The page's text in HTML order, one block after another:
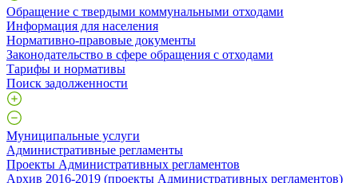
Обращение с твердыми коммунальными отходами
Информация для населения
Нормативно-правовые документы
Законодательство в сфере обращения с отходами
Тарифы и нормативы
Поиск задолженности
Муниципальные услуги
Административные регламенты
Проекты Административных регламентов
Архив 2016-2019 (проекты Административных регламентов)